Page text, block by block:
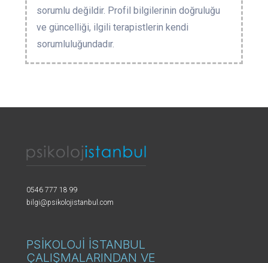
sorumlu değildir. Profil bilgilerinin doğruluğu
ve güncelliği, ilgili terapistlerin kendi
sorumluluğundadır.
0546 777 18 99
bilgi@psikolojistanbul.com
PSİKOLOJİ İSTANBUL
ÇALIŞMALARINDAN VE